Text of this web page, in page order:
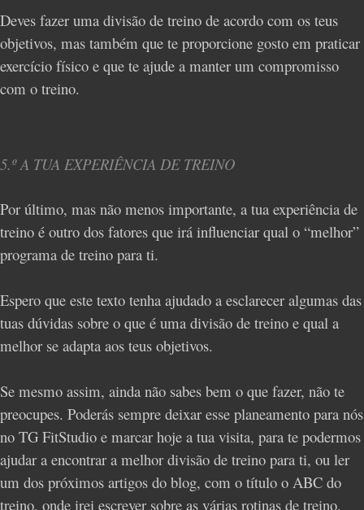
Deves fazer uma divisão de treino de acordo com os teus
objetivos, mas também que te proporcione gosto em praticar
exercício físico e que te ajude a manter um compromisso
com o treino.
5.º A TUA EXPERIÊNCIA DE TREINO
Por último, mas não menos importante, a tua experiência de
treino é outro dos fatores que irá influenciar qual o “melhor”
programa de treino para ti.
Espero que este texto tenha ajudado a esclarecer algumas das
tuas dúvidas sobre o que é uma divisão de treino e qual a
melhor se adapta aos teus objetivos.
Se mesmo assim, ainda não sabes bem o que fazer, não te
preocupes. Poderás sempre deixar esse planeamento para nós
no TG FitStudio e marcar hoje a tua visita, para te podermos
ajudar a encontrar a melhor divisão de treino para ti, ou ler
um dos próximos artigos do blog, com o título o ABC do
treino, onde irei escrever sobre as várias rotinas de treino.